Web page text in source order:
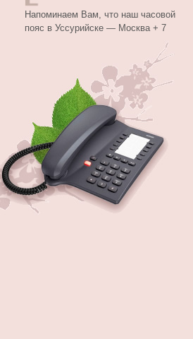
Напоминаем Вам, что наш часовой
пояс в Уссурийске — Москва + 7